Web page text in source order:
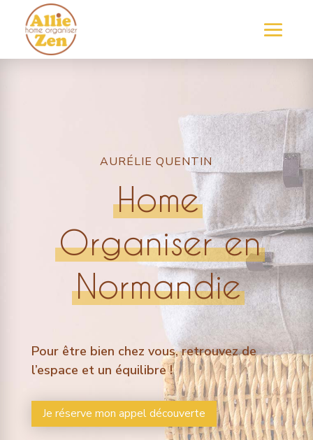
AURÉLIE QUENTIN
Home
Organiser en
Normandie
Pour être bien chez vous, retrouvez de
l’espace et un équilibre !
Je réserve mon appel découverte